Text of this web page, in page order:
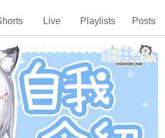
Live Playlists Posts